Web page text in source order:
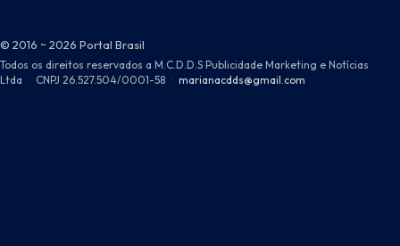
© 2016 ~ 2026 Portal Brasil
Todos os direitos reservados a M.C.D.D.S Publicidade Marketing e Notícias
Ltda · CNPJ 26.527.504/0001-58 · marianacdds@gmail.com